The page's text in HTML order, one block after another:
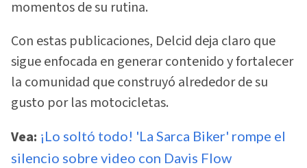
momentos de su rutina.
Con estas publicaciones, Delcid deja claro que
sigue enfocada en generar contenido y fortalecer
la comunidad que construyó alrededor de su
gusto por las motocicletas.
Vea: ¡Lo soltó todo! 'La Sarca Biker' rompe el
silencio sobre video con Davis Flow